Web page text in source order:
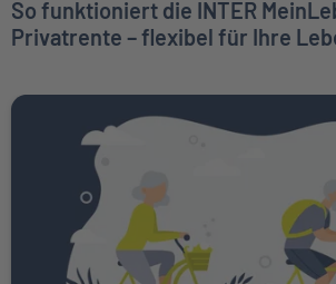
So funktioniert die INTER
Privatrente – flexibel für Ihre